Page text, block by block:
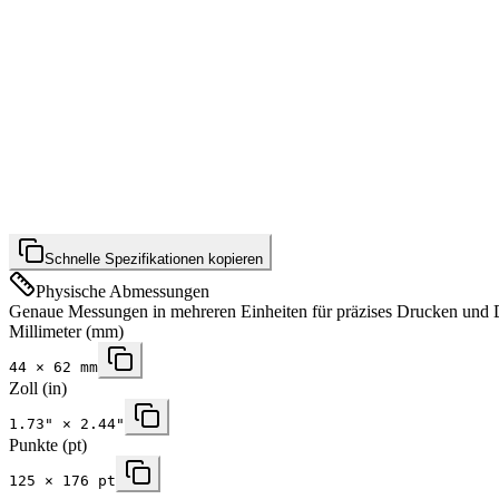
Schnelle Spezifikationen kopieren
Physische Abmessungen
Genaue Messungen in mehreren Einheiten für präzises Drucken und
Millimeter(mm)
44 × 62 mm
Zoll (in)
1.73 " × 2.44"
Punkte (pt)
125 × 176 pt